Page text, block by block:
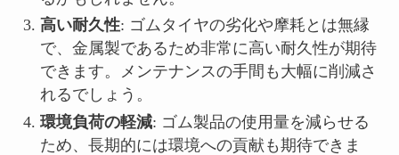
高い耐久性: ゴムタイヤの劣化や摩耗とは無縁
で、金属製であるため非常に高い耐久性が期待
できます。メンテナンスの手間も大幅に削減さ
れるでしょう。
環境負荷の軽減: ゴム製品の使用量を減らせる
ため、長期的には環境への貢献も期待できま